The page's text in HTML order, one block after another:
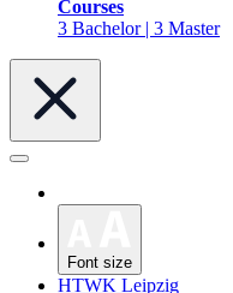
Courses
3 Bachelor | 3 Master
Font size
HTWK Leipzig